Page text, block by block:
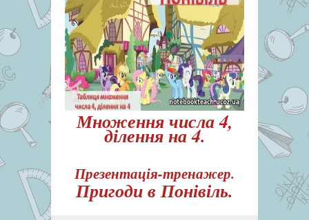
Множення числа 4,
ділення на 4.
Презентація-тренажер.
Пригоди в Понівіль.